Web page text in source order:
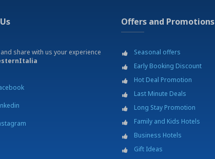
share with us your experience
Offers and Promotions
Seasonal offers
Early Booking Discount
Hot Deal Promotion
Last Minute Deals
Long Stay Promotion
Family and Kids Hotels
Business Hotels
Gift Ideas